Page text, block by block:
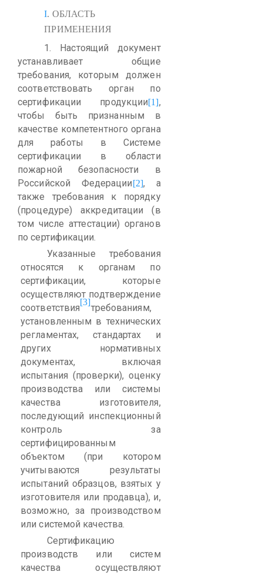
I. ОБЛАСТЬ
ПРИМЕНЕНИЯ
1. Настоящий документ
устанавливает общие
требования, которым должен
соответствовать орган по
сертификации продукции[1],
чтобы быть признанным в
качестве компетентного органа
для работы в Системе
сертификации в области
пожарной безопасности в
Российской Федерации[2], а
также требования к порядку
(процедуре) аккредитации (в
том числе аттестации) органов
по сертификации.
Указанные требования
относятся к органам по
сертификации, которые
осуществляют подтверждение
соответствия
[3]
требованиям,
установленным в технических
регламентах, стандартах и
других нормативных
документах, включая
испытания (проверки), оценку
производства или системы
качества изготовителя,
последующий инспекционный
контроль за
сертифицированным
объектом (при котором
учитываются результаты
испытаний образцов, взятых у
изготовителя или продавца), и,
возможно, за производством
или системой качества.
Сертификацию
производств или систем
качества осуществляют